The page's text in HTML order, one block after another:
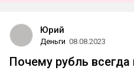
Юрий
Деньги 08.08.2023
Почему рубль всегда